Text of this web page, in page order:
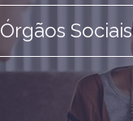
Órgãos Sociais